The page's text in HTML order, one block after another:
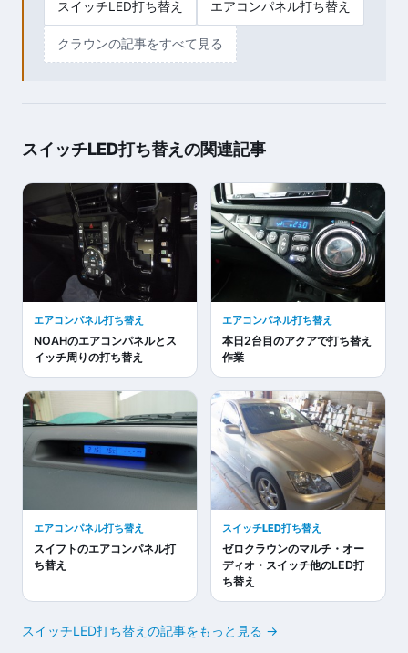
スイッチLED打ち替え エアコンパネル打ち替え
クラウンの記事をすべて見る
スイッチLED打ち替えの関連記事
エアコンパネル打ち替え
NOAHのエアコンパネルとス
イッチ周りの打ち替え
エアコンパネル打ち替え
本日2台目のアクアで打ち替え
作業
エアコンパネル打ち替え
スイフトのエアコンパネル打
ち替え
スイッチLED打ち替え
ゼロクラウンのマルチ・オー
ディオ・スイッチ他のLED打
ち替え
スイッチLED打ち替えの記事をもっと見る →